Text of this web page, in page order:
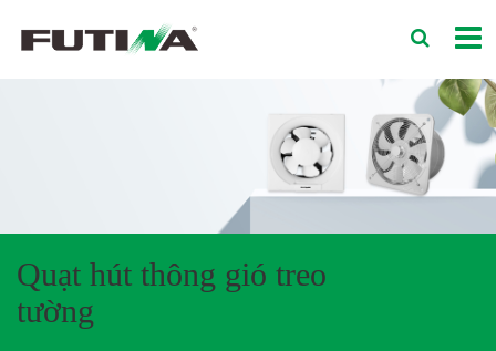
Quạt hút thông gió treo
tường